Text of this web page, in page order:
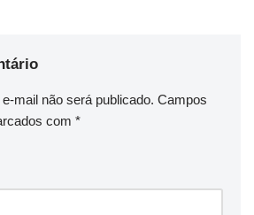
mail não será publicado. Campos
com *